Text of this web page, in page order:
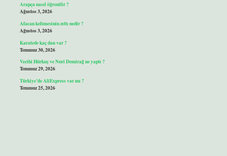
Arapça nasıl öğrenilir ?
Ağustos 3, 2026
Afacan kelimesinin zıttı nedir ?
Ağustos 3, 2026
Karatede kaç dan var ?
Temmuz 30, 2026
Vecihi Hürkuş ve Nuri Demirağ ne yaptı ?
Temmuz 29, 2026
Türkiye’de AliExpress var mı ?
Temmuz 25, 2026